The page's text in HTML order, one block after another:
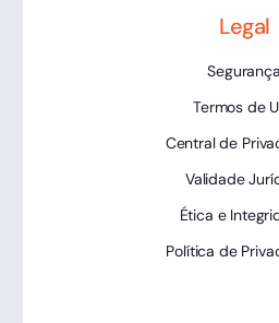
Legal
Segurança
Termos de
Central de
Validade
Ética e
Política de